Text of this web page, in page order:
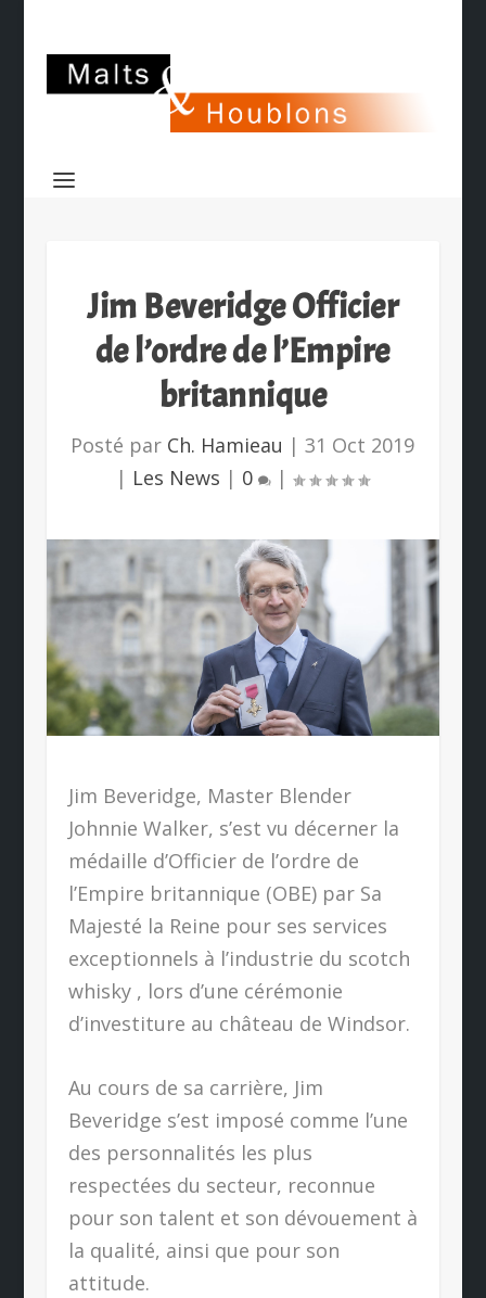
Jim Beveridge Officier
de l’ordre de l’Empire
britannique
Posté par Ch. Hamieau |31 Oct 2019
| Les News | 0 |
Jim Beveridge, Master Blender
Johnnie Walker, s’est vu décerner la
médaille d’Officier de l’ordre de
l’Empire britannique (OBE) par Sa
Majesté la Reine pour ses services
exceptionnels à l’industrie du scotch
whisky , lors d’une cérémonie
d’investiture au château de Windsor.
Au cours de sa carrière, Jim
Beveridge s’est imposé comme l’une
des personnalités les plus
respectées du secteur, reconnue
pour son talent et son dévouement à
la qualité, ainsi que pour son
attitude.